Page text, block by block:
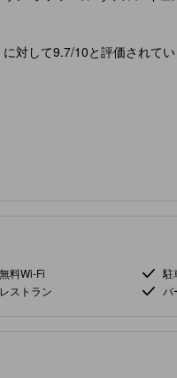
対して9.7/10と評価されて
無料Wi-Fi 駐
レストラン バ